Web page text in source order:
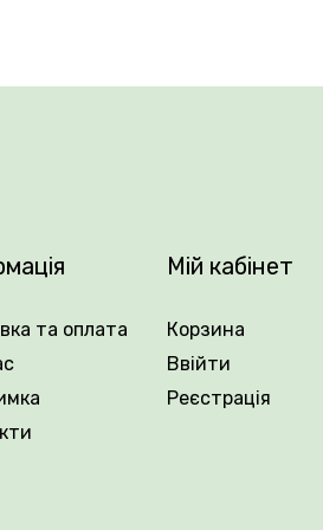
в суцвіття по 1–3 штуки,
і високою
Рослин Вовк та
та оплата
Мій кабінет
Корзина
Ввійти
Реєстрація